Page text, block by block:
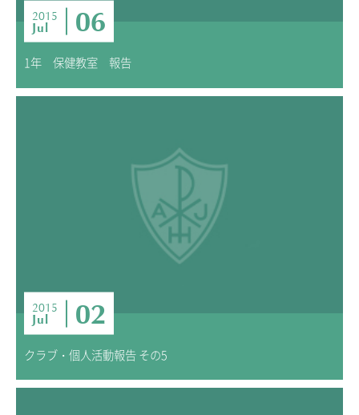
2015
Jul 06
1年 保健教室 報告
2015
Jul 02
クラブ・個人活動報告 その5